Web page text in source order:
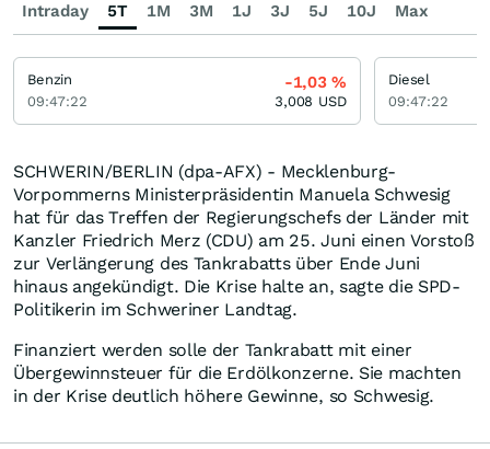
SCHWERIN/BERLIN (dpa-AFX) - Mecklenburg-
Vorpommerns Ministerpräsidentin Manuela Schwesig
hat für das Treffen der Regierungschefs der Länder mit
Kanzler Friedrich Merz (CDU) am 25. Juni einen Vorstoß
zur Verlängerung des Tankrabatts über Ende Juni
hinaus angekündigt. Die Krise halte an, sagte die SPD-
Politikerin im Schweriner Landtag.
Finanziert werden solle der Tankrabatt mit einer
Übergewinnsteuer für die Erdölkonzerne. Sie machten
in der Krise deutlich höhere Gewinne, so Schwesig.
Intraday 5T 1M 3M 1J 3J 5J 10J Max
Benzin
09:47:22
-1,03%
3,008 USD
Diesel
09:47:22